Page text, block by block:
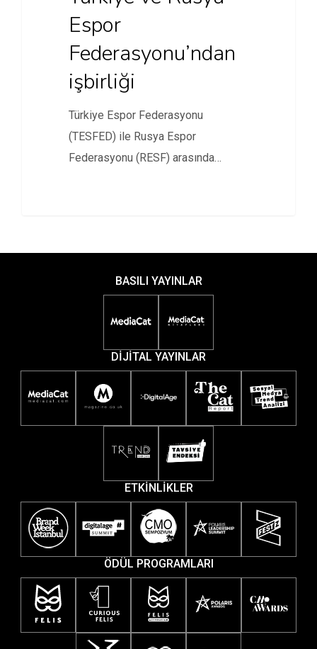
Espor
Federasyonu’ndan
işbirliği
Türkiye Espor Federasyonu
(TESFED) ile Rusya Espor
Federasyonu (RESF) arasında
BASILI YAYINLAR
DİJİTAL YAYINLAR
ETKİNLİKLER
ÖDÜL PROGRAMLARI